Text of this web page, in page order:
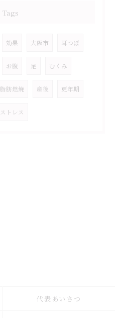
Tags
効果 大阪市 耳つぼ
お腹 足 むくみ
脂肪燃焼 産後 更年期
ストレス
代表あいさつ